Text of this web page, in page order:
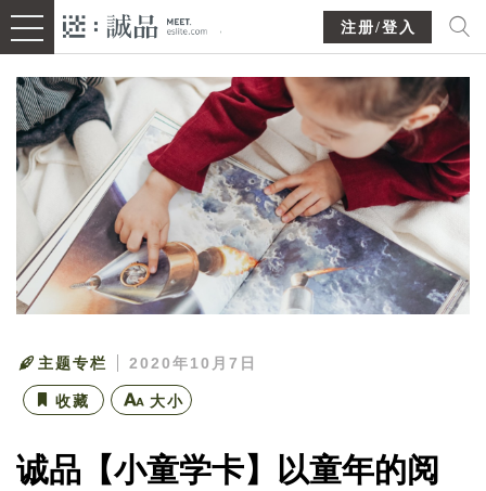
注册/登入
主题专栏 2020年10月7日
收藏 大小
诚品【小童学卡】以童年的阅